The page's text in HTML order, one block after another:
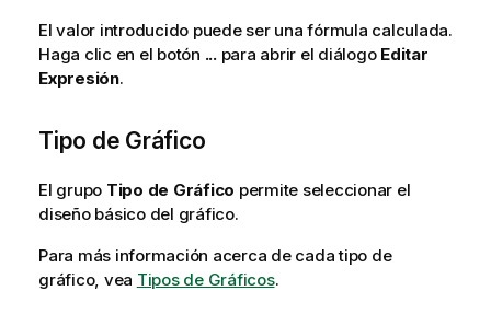
El valor introducido puede ser una fórmula calculada.
Haga clic en el botón ...para abrir el diálogo Editar
Expresión.
Tipo de Gráfico
El grupo Tipo de Gráfico permite seleccionar el
diseño básico del gráfico.
Para más información acerca de cada tipo de
gráfico, vea Tipos de Gráficos.